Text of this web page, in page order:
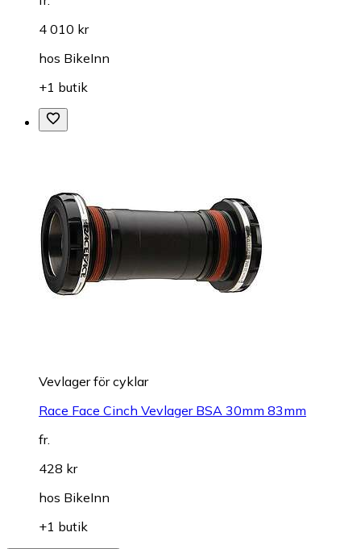
4 010 kr
hos BikeInn
+1 butik
Vevlager för cyklar
Race Face Cinch Vevlager BSA 30mm 83mm
fr.
428 kr
hos BikeInn
+1 butik